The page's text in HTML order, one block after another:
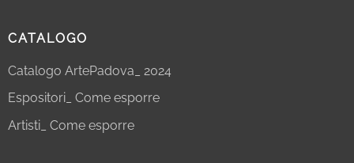
CATALOGO
Catalogo ArtePadova_ 2024
Espositori_ Come esporre
Artisti_ Come esporre